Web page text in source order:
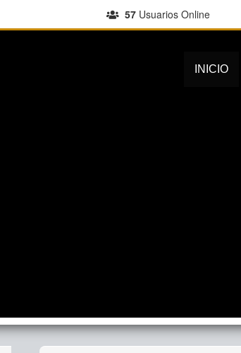
57Usuarios Online
INICIO